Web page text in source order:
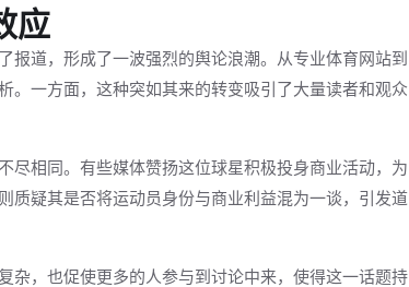
应
报道，形成了一波强烈的舆论浪潮。从专业体育网站到
。一方面，这种突如其来的转变吸引了大量读者和观众
尽相同。有些媒体赞扬这位球星积极投身商业活动，为
质疑其是否将运动员身份与商业利益混为一谈，引发道
杂，也促使更多的人参与到讨论中来，使得这一话题持